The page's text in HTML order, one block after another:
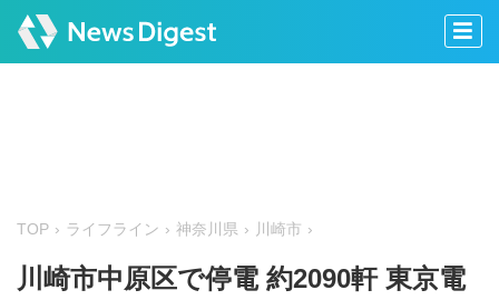
TOP ライフライン 神奈川県 川崎市
川崎市中原区で停電 約2090軒 東京電